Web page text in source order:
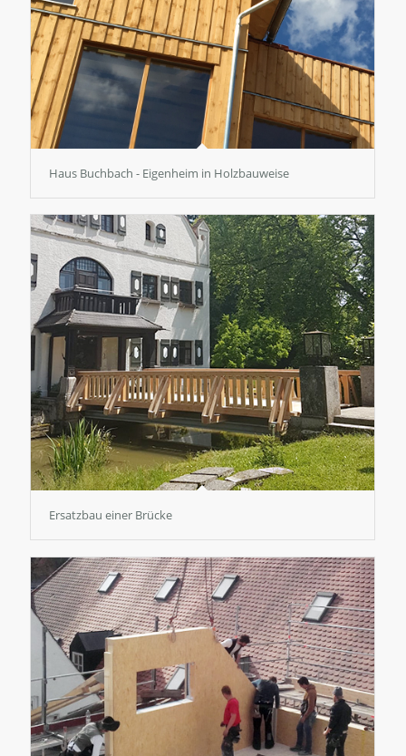
Haus Buchbach - Eigenheim in Holzbauweise
Ersatzbau einer Brücke